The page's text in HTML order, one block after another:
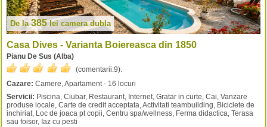
De la385lei camera dubla
Casa Dives - Varianta Boiereasca din 1850
Pianu De Sus (Alba)
(comentarii:9).
Cazare: Camere, Apartament - 16 locuri
Servicii: Piscina, Ciubar, Restaurant, Internet, Gratar in curte, Cai, Vanzare
produse locale, Carte de credit acceptata, Activitati teambuilding, Biciclete de
inchiriat, Loc de joaca pt copii, Centru spa/wellness, Ferma didactica, Terasa
sau foisor, Iaz cu pesti